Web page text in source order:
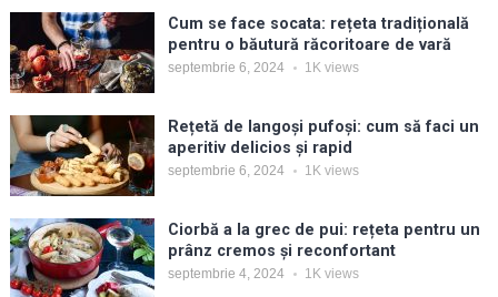
Cum se face socata: rețeta tradițională
pentru o băutură răcoritoare de vară
septembrie 6, 2024 1Kviews
Rețetă de langoși pufoși: cum să faci un
aperitiv delicios și rapid
septembrie 6, 2024 1Kviews
Ciorbă a la grec de pui: rețeta pentru un
prânz cremos și reconfortant
septembrie 4, 2024 1Kviews